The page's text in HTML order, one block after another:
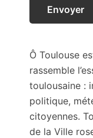
Ô Toulouse
rassemble
toulousaine :
politique,
citoyennes.
de la Ville